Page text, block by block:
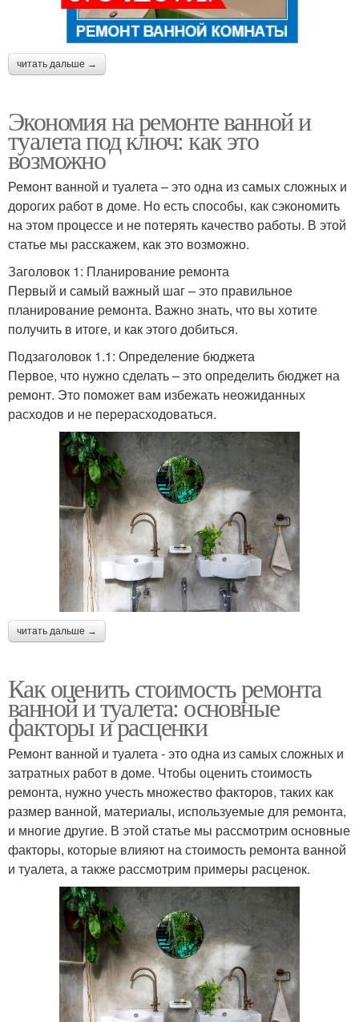
читать дальше →
Экономия на ремонте ванной и
туалета под ключ: как это
возможно
Ремонт ванной и туалета – это одна из самых сложных и
дорогих работ в доме. Но есть способы, как сэкономить
на этом процессе и не потерять качество работы. В этой
статье мы расскажем, как это возможно.
Заголовок 1: Планирование ремонта
Первый и самый важный шаг – это правильное
планирование ремонта. Важно знать, что вы хотите
получить в итоге, и как этого добиться.
Подзаголовок 1.1: Определение бюджета
Первое, что нужно сделать – это определить бюджет на
ремонт. Это поможет вам избежать неожиданных
расходов и не перерасходоваться.
читать дальше →
Как оценить стоимость ремонта
ванной и туалета: основные
факторы и расценки
Ремонт ванной и туалета - это одна из самых сложных и
затратных работ в доме. Чтобы оценить стоимость
ремонта, нужно учесть множество факторов, таких как
размер ванной, материалы, используемые для ремонта,
и многие другие. В этой статье мы рассмотрим основные
факторы, которые влияют на стоимость ремонта ванной
и туалета, а также рассмотрим примеры расценок.